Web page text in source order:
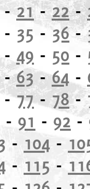
-21-22-
- 35 -36-
49 - 50 -
63-64-
-77-78-
- 91 - 92-
- 104 -
- 115 -